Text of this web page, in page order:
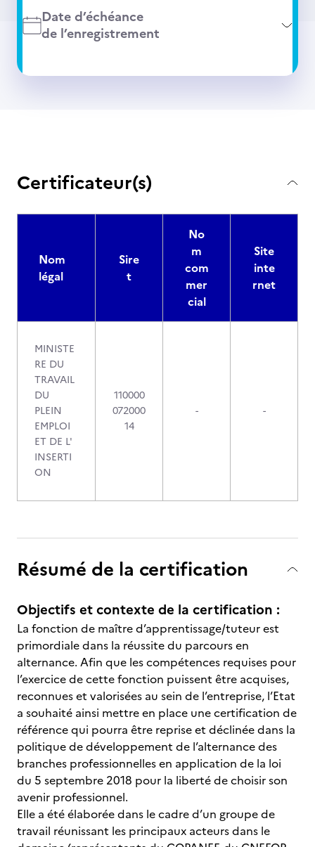
Date d’échéance
de l’enregistrement
Certificateur(s)
Nom
légal
Sire
t
No
m
com
mer
cial
Site
inte
rnet
MINISTE
RE DU
TRAVAIL
DU
PLEIN
EMPLOI
ET DE L'
INSERTI
ON
110000
072000
14
- -
Résumé de la certification
Objectifs et contexte de la certification :
La fonction de maître d’apprentissage/tuteur est
primordiale dans la réussite du parcours en
alternance. Afin que les compétences requises pour
l’exercice de cette fonction puissent être acquises,
reconnues et valorisées au sein de l’entreprise, l’Etat
a souhaité ainsi mettre en place une certification de
référence qui pourra être reprise et déclinée dans la
politique de développement de l’alternance des
branches professionnelles en application de la loi
du 5 septembre 2018 pour la liberté de choisir son
avenir professionnel.
Elle a été élaborée dans le cadre d’un groupe de
travail réunissant les principaux acteurs dans le